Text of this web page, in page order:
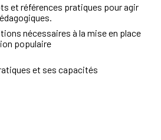
et références pratiques pour agir
nécessaires à la mise en place
populaire
et ses capacités